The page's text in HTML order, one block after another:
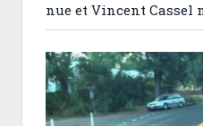
nue et Vincent Cassel